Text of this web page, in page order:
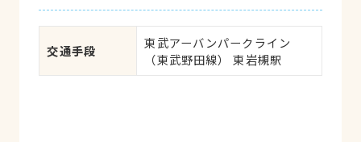
交通手段
東武アーバンパークライン
（東武野田線） 東岩槻駅